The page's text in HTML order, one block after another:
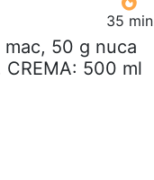
35 min
50 g nuca
500 ml